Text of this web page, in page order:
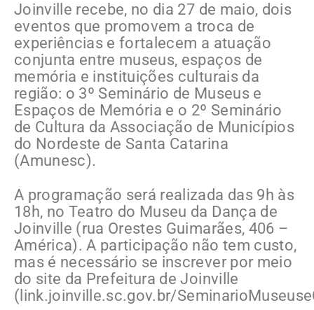
Joinville recebe, no dia 27 de maio, dois
eventos que promovem a troca de
experiências e fortalecem a atuação
conjunta entre museus, espaços de
memória e instituições culturais da
região: o 3º Seminário de Museus e
Espaços de Memória e o 2º Seminário
de Cultura da Associação de Municípios
do Nordeste de Santa Catarina
(Amunesc).
A programação será realizada das 9h às
18h, no Teatro do Museu da Dança de
Joinville (rua Orestes Guimarães, 406 –
América). A participação não tem custo,
mas é necessário se inscrever por meio
do site da Prefeitura de Joinville
(link.joinville.sc.gov.br/